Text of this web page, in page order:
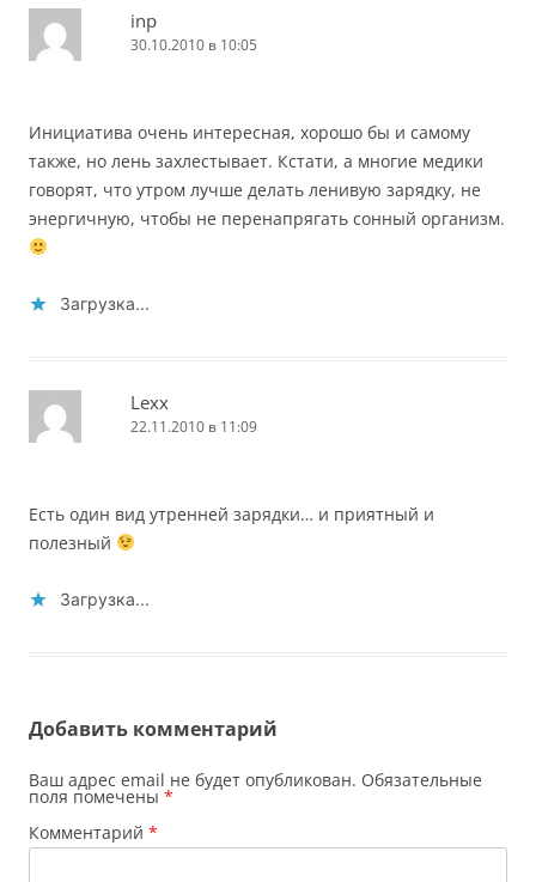
inp
30.10.2010 в 10:05
Инициатива очень интересная, хорошо бы и самому
также, но лень захлестывает. Кстати, а многие медики
говорят, что утром лучше делать ленивую зарядку, не
энергичную, чтобы не перенапрягать сонный организм.
Загрузка...
Lexx
22.11.2010 в 11:09
Есть один вид утренней зарядки… и приятный и
полезный
Загрузка...
Добавить комментарий
Ваш адрес email не будет опубликован. Обязательные
поля помечены *
Комментарий *